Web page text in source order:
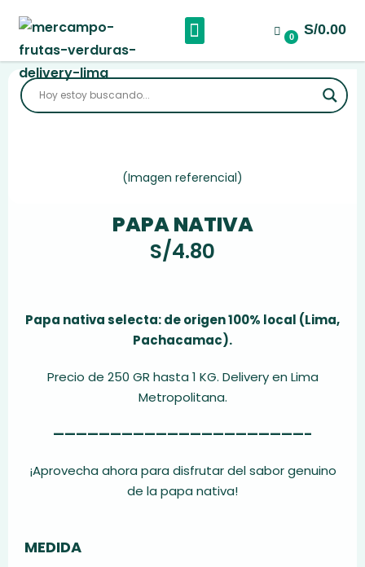
0 S/0.00
(Imagen referencial)
PAPA NATIVA
S/4.80
Papa nativa selecta: de origen 100% local (Lima,
Pachacamac).
Precio de 250 GR hasta 1 KG. Delivery en Lima
Metropolitana.
——————————————————————–
¡Aprovecha ahora para disfrutar del sabor genuino
de la papa nativa!
MEDIDA